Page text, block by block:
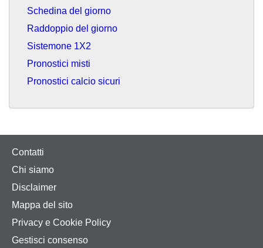
Schedina del giorno
Raddoppio del giorno
Sistemone 1X2
Pronostici misti
Pronostici calcio sicuri
Contatti
Chi siamo
Disclaimer
Mappa del sito
Privacy e Cookie Policy
Gestisci consenso